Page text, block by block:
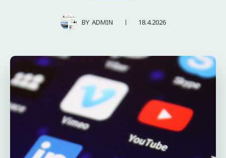
BY ADMIN 18.4.2026